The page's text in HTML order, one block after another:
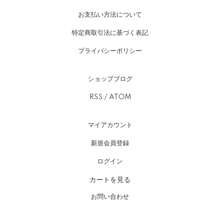
お支払い方法について
特定商取引法に基づく表記
プライバシーポリシー
ショップブログ
RSS / ATOM
マイアカウント
新規会員登録
ログイン
カートを見る
お問い合わせ